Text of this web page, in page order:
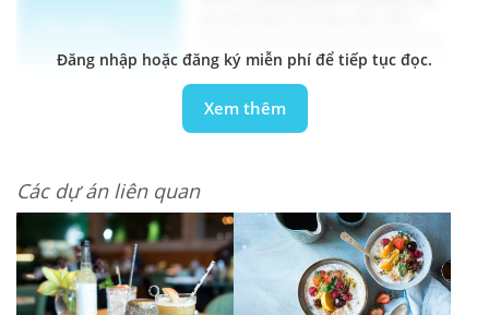
mại trong ngành chăm sóc người
cao tuổi
Thông tin thị trường & pháp lý
Đăng nhập hoặc đăng ký miễn phí để tiếp tục đọc.
Xem thêm
Các dự án liên quan